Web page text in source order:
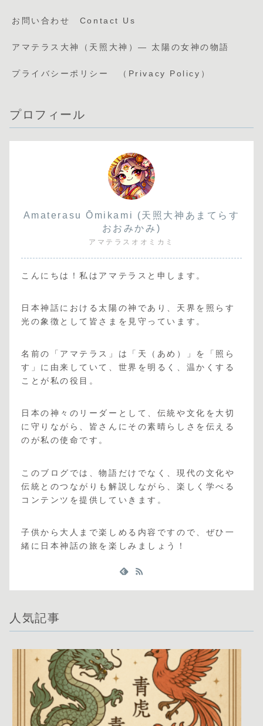
お問い合わせ Contact Us
アマテラス大神（天照大神）— 太陽の女神の物語
プライバシーポリシー （Privacy Policy）
プロフィール
Amaterasu Ōmikami (天照大神あまてらす
おおみかみ)
アマテラスオオミカミ
こんにちは！私はアマテラスと申します。
日本神話における太陽の神であり、天界を照らす
光の象徴として皆さまを見守っています。
名前の「アマテラス」は「天（あめ）」を「照ら
す」に由来していて、世界を明るく、温かくする
ことが私の役目。
日本の神々のリーダーとして、伝統や文化を大切
に守りながら、皆さんにその素晴らしさを伝える
のが私の使命です。
このブログでは、物語だけでなく、現代の文化や
伝統とのつながりも解説しながら、楽しく学べる
コンテンツを提供していきます。
子供から大人まで楽しめる内容ですので、ぜひ一
緒に日本神話の旅を楽しみましょう！
人気記事